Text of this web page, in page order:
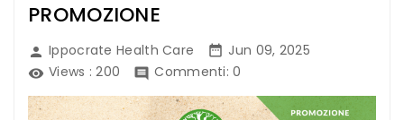
PROMOZIONE
 Ippocrate Health Care  Jun 09, 2025
 Views : 200  Commenti: 0